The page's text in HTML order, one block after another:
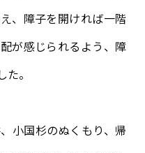
、障子を開ければ一階
が感じられるよう、障
。
小国杉のぬくもり、帰